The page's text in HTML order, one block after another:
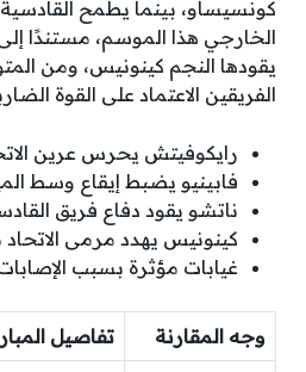
كونسيساو، بينما يطمح
الخارجي هذا الموسم، مستندًا
يقودها النجم كينونيس، ومن
الفريقين الاعتماد على القوة
رايكوفيتش يحرس عرين
فابينيو يضبط إيقاع وسط
ناتشو يقود دفاع فريق
كينونيس يهدد مرمى الاتحاد بـ29
غيابات مؤثرة بسبب
وجه المقارنة تفاصيل